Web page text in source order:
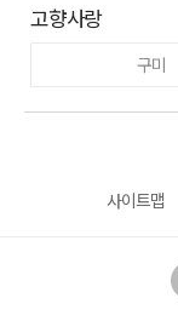
고향사랑
구미
사이트맵